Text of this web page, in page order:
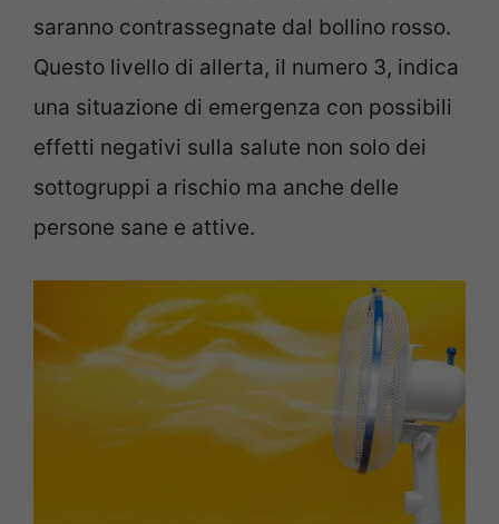
saranno contrassegnate dal bollino rosso.
Questo livello di allerta, il numero 3, indica
una situazione di emergenza con possibili
effetti negativi sulla salute non solo dei
sottogruppi a rischio ma anche delle
persone sane e attive.